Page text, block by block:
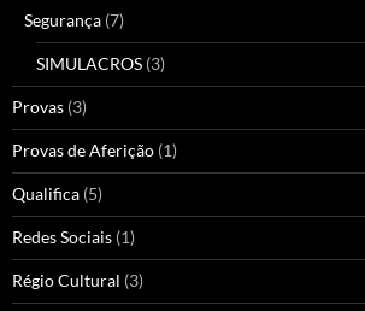
Segurança (7)
SIMULACROS (3)
Provas (3)
Provas de Aferição (1)
Qualifica (5)
Redes Sociais (1)
Régio Cultural (3)